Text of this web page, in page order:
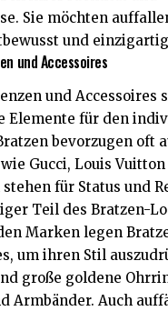
Sie möchten
und
und Accessoires
und Accessoires
Elemente für den
bevorzugen oft
Gucci, Louis Vuitton
für Status und
Teil des Bratzen-
Marken legen
um ihren Stil
große goldene
Armbänder. Auch